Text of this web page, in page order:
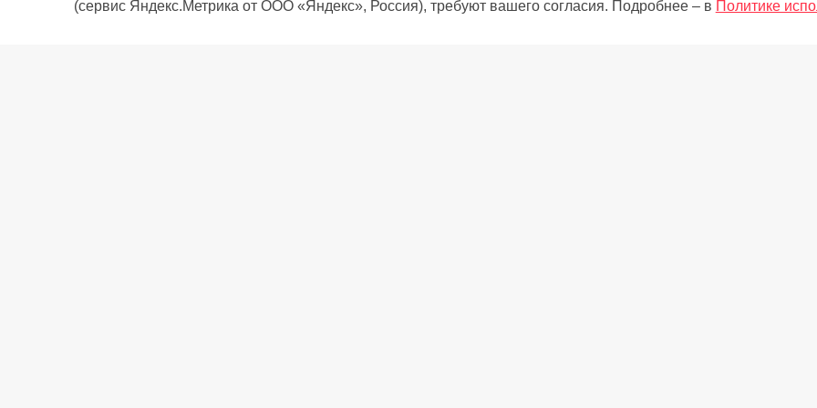
(сервис Яндекс.Метрика от ООО «Яндекс», Россия), требуют вашего согласия. Подробнее – в Политике